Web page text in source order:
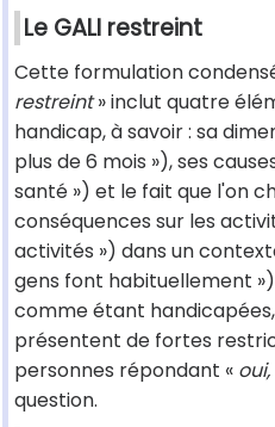
Le GALI restreint
Cette formulation
restreint» inclut quatre
handicap, à savoir : sa
plus de 6 mois »), ses
santé ») et le fait que l'on
conséquences sur les
activités ») dans un
gens font habituellement
comme étant handicapées,
présentent de fortes
personnes répondant «
question.